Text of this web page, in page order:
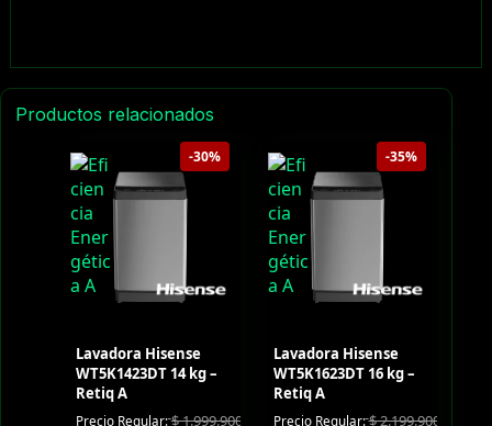
Productos relacionados
-30%
Lavadora Hisense
WT5K1423DT 14 kg –
Retiq A
Precio Regular:$1.999.900
-35%
Lavadora Hisense
WT5K1623DT 16 kg –
Retiq A
Precio Regular:$2.199.900